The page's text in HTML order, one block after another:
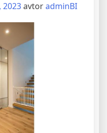
2023avtoradminBI